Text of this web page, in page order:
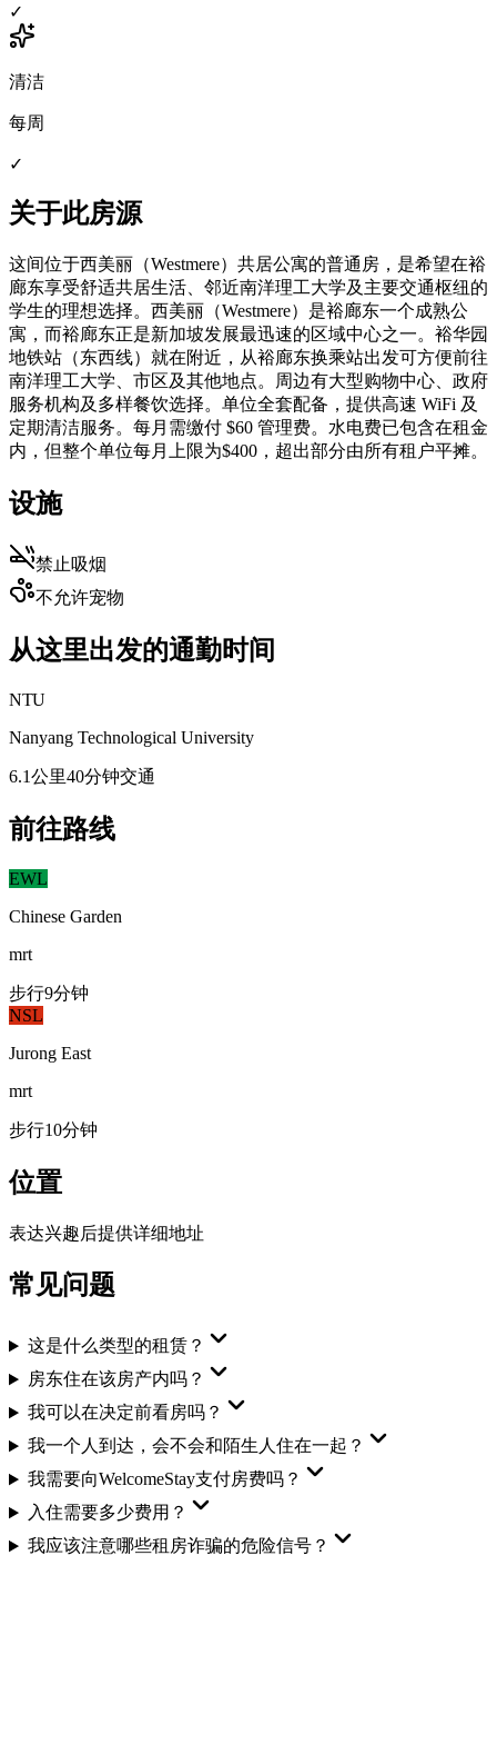
✓
清洁
每周
✓
关于此房源
这间位于西美丽（Westmere）共居公寓的普通房，是希望在裕
廊东享受舒适共居生活、邻近南洋理工大学及主要交通枢纽的
学生的理想选择。西美丽（Westmere）是裕廊东一个成熟公
寓，而裕廊东正是新加坡发展最迅速的区域中心之一。裕华园
地铁站（东西线）就在附近，从裕廊东换乘站出发可方便前往
南洋理工大学、市区及其他地点。周边有大型购物中心、政府
服务机构及多样餐饮选择。单位全套配备，提供高速 WiFi 及
定期清洁服务。每月需缴付 $60 管理费。水电费已包含在租金
内，但整个单位每月上限为$400，超出部分由所有租户平摊。
设施
禁止吸烟
不允许宠物
从这里出发的通勤时间
NTU
Nanyang Technological University
6.1公里40分钟交通
前往路线
EWL
Chinese Garden
mrt
步行9分钟
NSL
Jurong East
mrt
步行10分钟
位置
表达兴趣后提供详细地址
常见问题
这是什么类型的租赁？
房东住在该房产内吗？
我可以在决定前看房吗？
我一个人到达，会不会和陌生人住在一起？
我需要向WelcomeStay支付房费吗？
入住需要多少费用？
我应该注意哪些租房诈骗的危险信号？